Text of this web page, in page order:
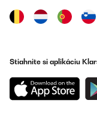
Stiahnite si aplikáciu